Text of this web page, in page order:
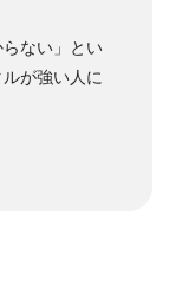
らない」とい
が強い人に